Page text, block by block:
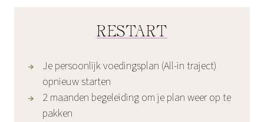
RESTART
Je persoonlijk voedingsplan (All-in traject)
opnieuw starten
2 maanden begeleiding om je plan weer op te
pakken